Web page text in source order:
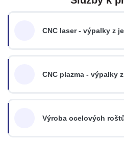
CNC laser - výpalky z
CNC plazma - výpalky
Výroba ocelových